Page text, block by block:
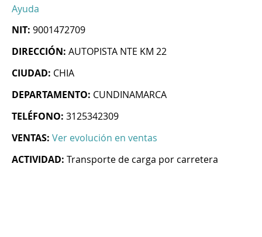
Ayuda
NIT: 9001472709
DIRECCIÓN: AUTOPISTA NTE KM 22
CIUDAD: CHIA
DEPARTAMENTO: CUNDINAMARCA
TELÉFONO: 3125342309
VENTAS: Ver evolución en ventas
ACTIVIDAD: Transporte de carga por carretera